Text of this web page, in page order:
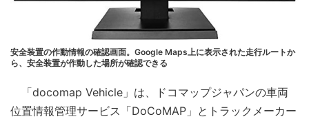
安全装置の作動情報の確認画面。Google Maps上に表示された走行ルートか
ら、安全装置が作動した場所が確認できる
「docomap Vehicle」は、ドコマップジャパンの車両
位置情報管理サービス「DoCoMAP」とトラックメーカー